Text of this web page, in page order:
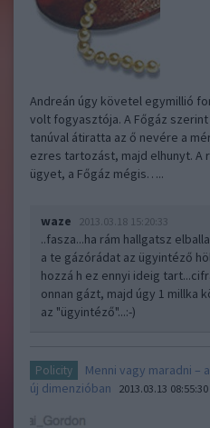
Andreán úgy követel egymillió
volt fogyasztója. A Főgáz
tanúval átiratta az ő nevére a
ezres tartozást, majd elhunyt. A
ügyet, a Főgáz mégis…..
waze 2013.03.18 15:20:33
..fasza...ha rám hallgatsz
a te gázórádat az ügyintéző
hozzá h ez ennyi ideig
onnan gázt, majd úgy 1 millka
az "ügyintéző"...:-)
Policity
Menni vagy maradni
új dimenzióban
2013.03.13 08:55:30